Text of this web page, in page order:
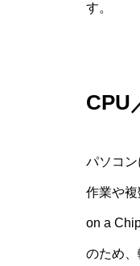
す。
CPU
パソコ
作業や
on a
のため